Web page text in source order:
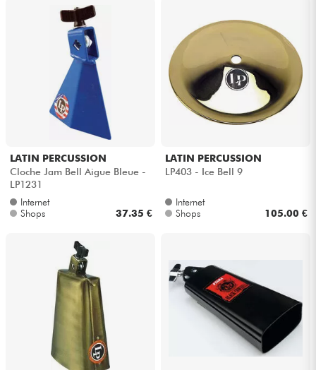
LATIN PERCUSSION
Cloche Jam Bell Aigue Bleue -
LP1231
Internet
Shops
37.35 €
LATIN PERCUSSION
LP403 - Ice Bell 9
Internet
Shops
105.00 €